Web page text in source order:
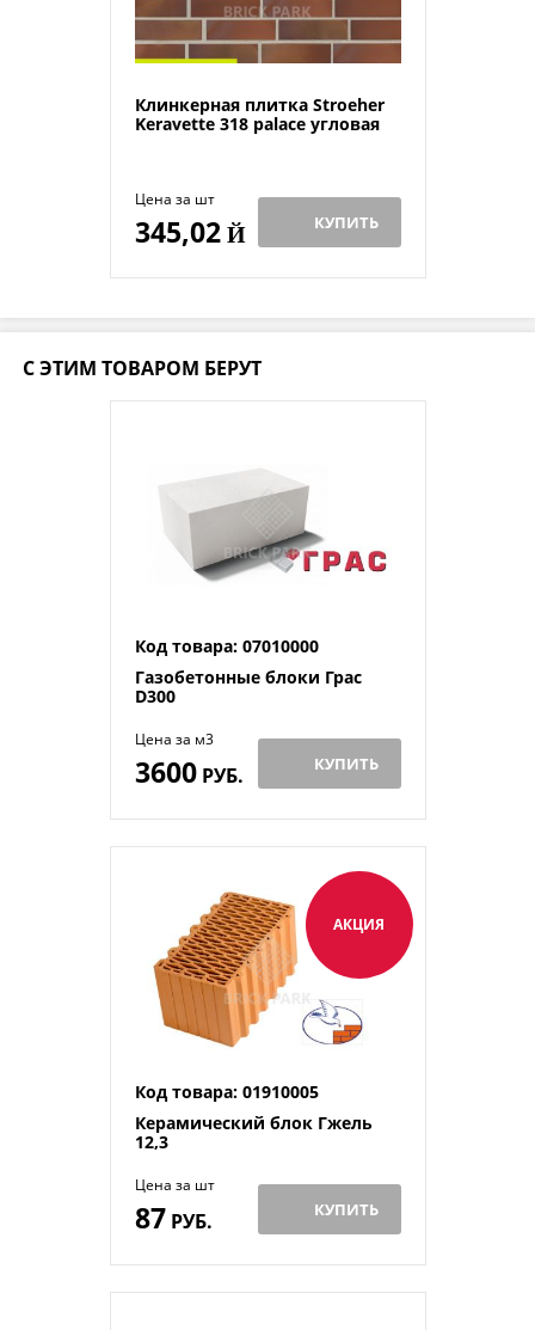
Клинкерная плитка Stroeher
Keravette 318 palace угловая
Цена за шт
345,02Й КУПИТЬ
С ЭТИМ ТОВАРОМ БЕРУТ
Код товара: 07010000
Газобетонные блоки Грас
D300
Цена за м3
3600РУБ. КУПИТЬ
АКЦИЯ
Код товара: 01910005
Керамический блок Гжель
12,3
Цена за шт
87РУБ. КУПИТЬ